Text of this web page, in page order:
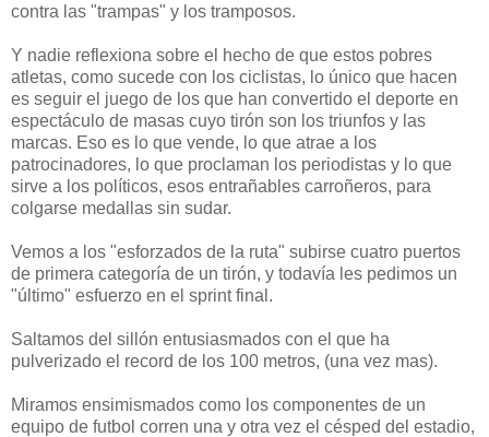
contra las "trampas" y los tramposos.
Y nadie reflexiona sobre el hecho de que estos pobres
atletas, como sucede con los ciclistas, lo único que hacen
es seguir el juego de los que han convertido el deporte en
espectáculo de masas cuyo tirón son los triunfos y las
marcas. Eso es lo que vende, lo que atrae a los
patrocinadores, lo que proclaman los periodistas y lo que
sirve a los políticos, esos entrañables carroñeros, para
colgarse medallas sin sudar.
Vemos a los "esforzados de la ruta" subirse cuatro puertos
de primera categoría de un tirón, y todavía les pedimos un
"último" esfuerzo en el sprint final.
Saltamos del sillón entusiasmados con el que ha
pulverizado el record de los 100 metros, (una vez mas).
Miramos ensimismados como los componentes de un
equipo de futbol corren una y otra vez el césped del estadio,